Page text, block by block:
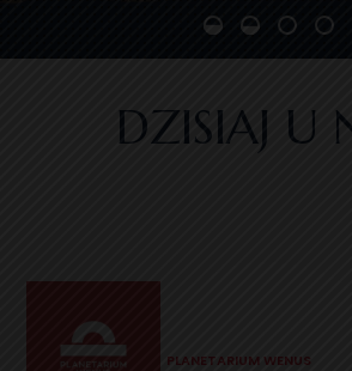
DZISIAJ U
PLANETARIUM WENUS